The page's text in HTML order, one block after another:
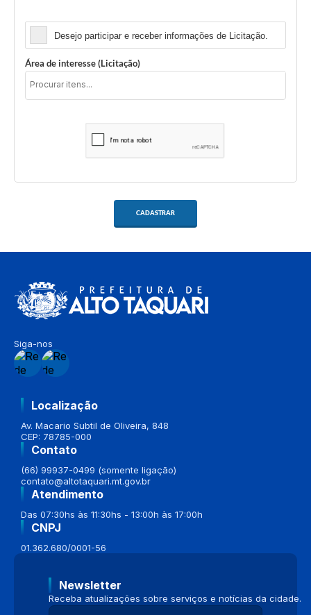
Desejo participar e receber informações de Licitação.
Área de interesse (Licitação)
CADASTRAR
Siga-nos
Localização
Av. Macario Subtil de Oliveira, 848
CEP: 78785-000
Contato
(66) 99937-0499 (somente ligação)
contato@altotaquari.mt.gov.br
Atendimento
Das 07:30hs às 11:30hs - 13:00h às 17:00h
CNPJ
01.362.680/0001-56
Newsletter
Receba atualizações sobre serviços e notícias da cidade.